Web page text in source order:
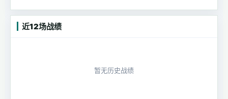
近12场战绩
暂无历史战绩